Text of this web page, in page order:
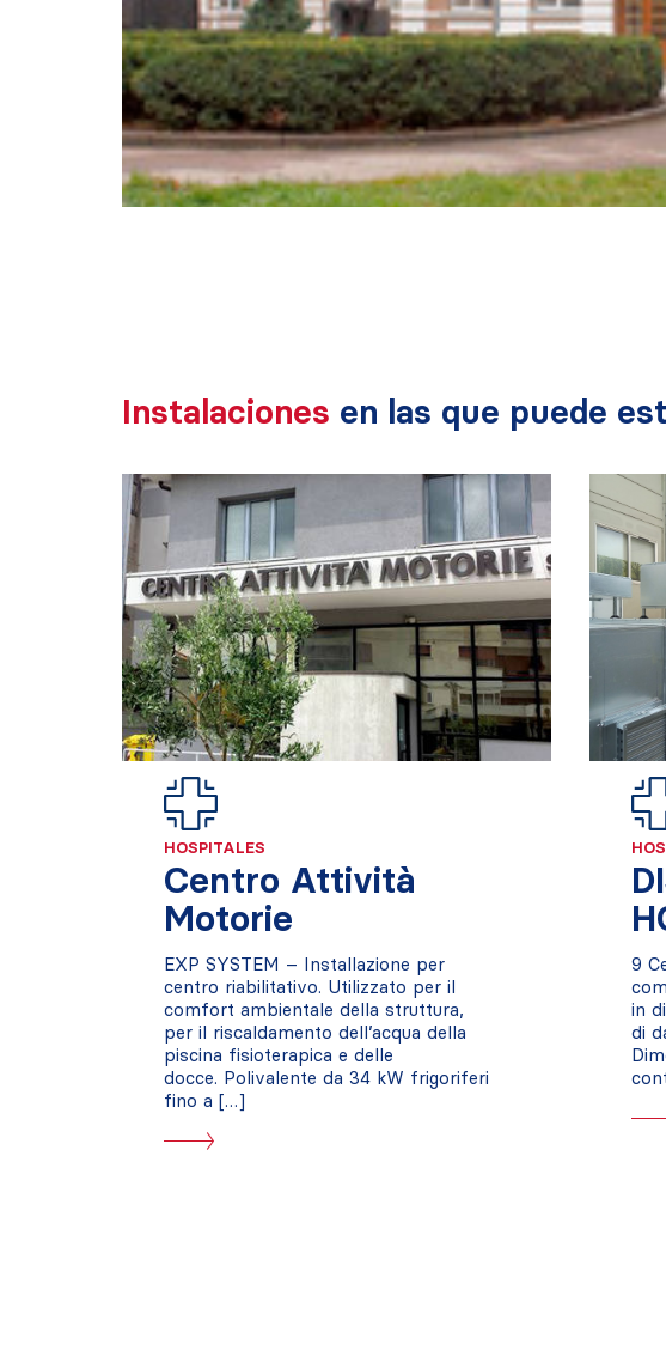
Instalaciones en las que puede
HOSPITALES
Centro Attività
Motorie
EXP SYSTEM – Installazione per
centro riabilitativo. Utilizzato per il
comfort ambientale della struttura,
per il riscaldamento dell’acqua della
piscina fisioterapica e delle
docce. Polivalente da 34 kW frigoriferi
fino a […]
9
in
di